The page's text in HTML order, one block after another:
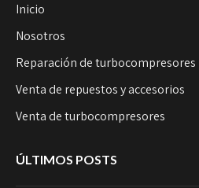
Inicio
Nosotros
Reparación de turbocompresores
Venta de repuestos y accesorios
Venta de turbocompresores
ÚLTIMOS POSTS